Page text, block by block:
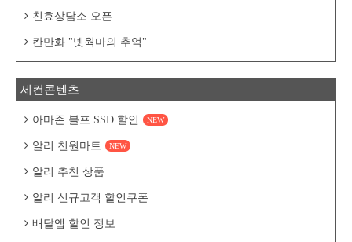
친효상담소 오픈
칸만화 "넷웍마의 추억"
세컨콘텐츠
아마존 블프 SSD 할인 NEW
알리 천원마트 NEW
알리 추천 상품
알리 신규고객 할인쿠폰
배달앱 할인 정보